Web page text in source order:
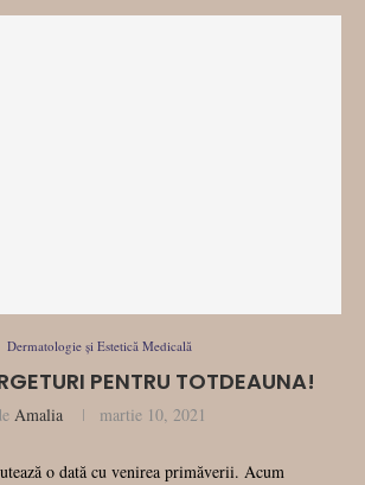
Dermatologie și Estetică Medicală
PENTRU TOTDEAUNA!
Amalia martie 10, 2021
o dată cu venirea primăverii. Acum